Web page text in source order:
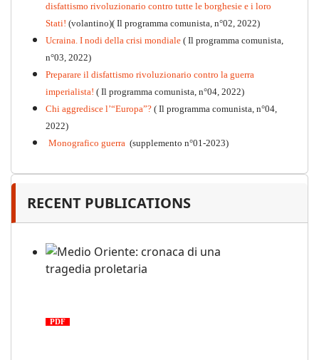
disfattismo rivoluzionario contro tutte le borghesie e i loro
Stati! (volantino)( Il programma comunista, n°02, 2022)
Ucraina. I nodi della crisi mondiale ( Il programma comunista,
n°03, 2022)
Preparare il disfattismo rivoluzionario contro la guerra
imperialista! ( Il programma comunista, n°04, 2022)
Chi aggredisce l’“Europa”? ( Il programma comunista, n°04,
2022)
Monografico guerra (supplemento n°01-2023)
RECENT PUBLICATIONS
PDF